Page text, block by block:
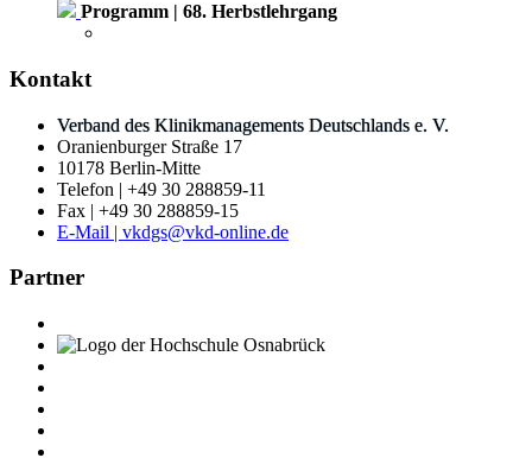
Programm | 68. Herbstlehrgang
Kontakt
Verband des Klinikmanagements Deutschlands e. V.
Oranienburger Straße 17
10178 Berlin-Mitte
Telefon | +49 30 288859-11
Fax | +49 30 288859-15
E-Mail | vkdgs@vkd-online.de
Partner